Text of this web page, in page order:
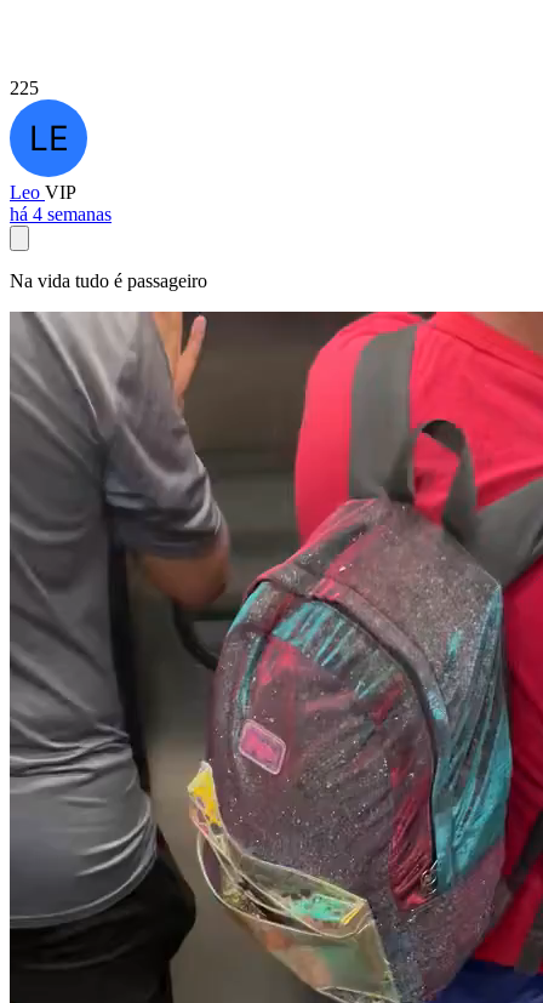
225
Leo VIP
há 4 semanas
Na vida tudo é passageiro